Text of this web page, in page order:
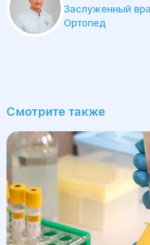
Заслуженный
Ортопед
Смотрите также